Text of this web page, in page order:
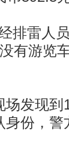
雷人员
有游览
发现到
份，警